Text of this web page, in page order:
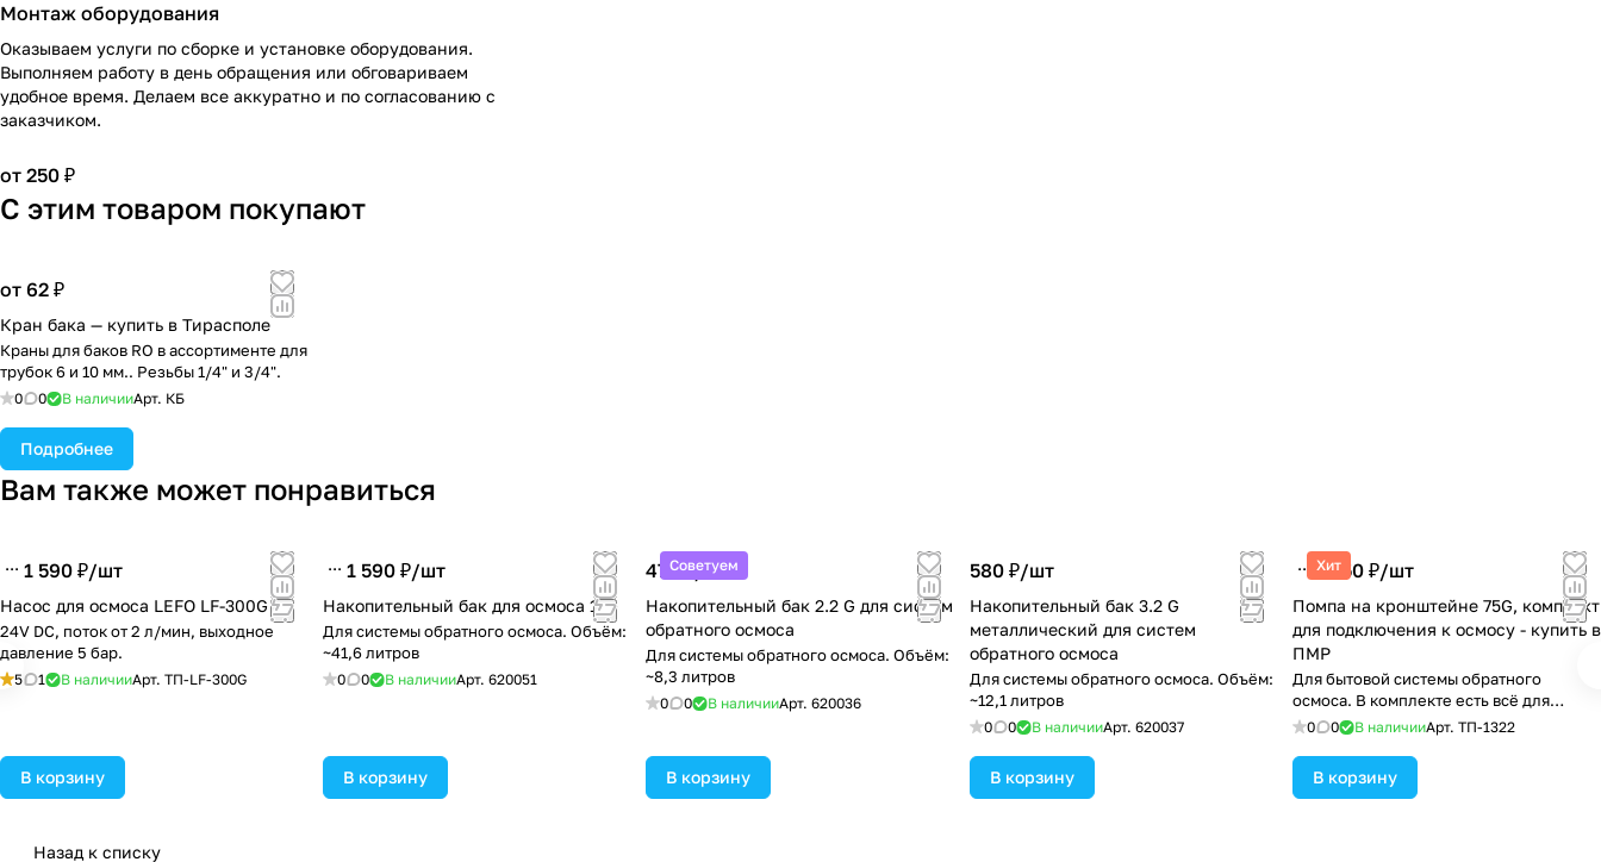
Монтаж оборудования
Оказываем услуги по сборке и установке оборудования.
Выполняем работу в день обращения или обговариваем
удобное время. Делаем все аккуратно и по согласованию с
заказчиком.
от 250 ₽
С этим товаром покупают
от 62 ₽
Кран бака — купить в Тирасполе
Краны для баков RO в ассортименте для
трубок 6 и 10 мм.. Резьбы 1/4" и 3/4".
0 0 В наличииАрт. КБ
Подробнее
Вам также может понравиться
1 590 ₽/шт
Насос для осмоса LEFO LF-300G
24V DC, поток от 2 л/мин, выходное
давление 5 бар.
5 1 В наличииАрт. TП-LF-300G
В корзину
1 590 ₽/шт
Накопительный бак для осмоса 11G
Для системы обратного осмоса. Объём:
~41,6 литров
0 0 В наличииАрт.620051
В корзину
Советуем
475 ₽/шт
Накопительный бак 2.2 G для систем
обратного осмоса
Для системы обратного осмоса. Объём:
~8,3 литров
0 0 В наличииАрт.620036
В корзину
580 ₽/шт
Накопительный бак 3.2 G
металлический для систем
обратного осмоса
Для системы обратного осмоса. Объём:
~12,1 литров
0 0 В наличииАрт. 620037
В корзину
Хит
1 250 ₽/шт
Помпа на кронштейне 75G, комплект
для подключения к осмосу - купить в
ПМР
Для бытовой системы обратного
осмоса. В комплекте есть всё для
подключения
0 0 В наличииАрт. ТП-1322
В корзину
Назад к списку